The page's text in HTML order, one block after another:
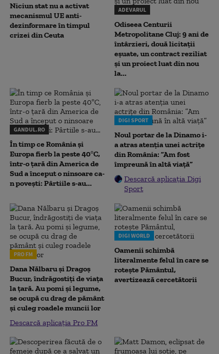
Niciun stat nu a activat
mecanismul UE anti-
dezinformare în timpul
crizei din Ceuta
ADEVARUL
Odiseea Centurii
Metropolitane Cluj: 9 ani de
întârzieri, două licitații
eșuate, un contract reziliat
și un proiect luat din nou
la...
GANDUL.RO
În timp ce România și
Europa fierb la peste 40°C,
într-o țară din America de
Sud a început o ninsoare ca-
n povești: Pârtiile s-au...
DIGI SPORT
Noul portar de la Dinamo i-
a atras atenția unei actrițe
din România: ”Am fost
împreună în altă viață”
Descarcă aplicația Digi
Sport
PRO FM
Dana Nălbaru și Dragoș
Bucur, îndrăgostiți de viața
la țară. Au pomi și legume,
se ocupă cu drag de pământ
și culeg roadele muncii lor
Descarcă aplicația Pro FM
DIGI WORLD
Oamenii schimbă
literalmente felul în care se
rotește Pământul,
avertizează cercetătorii